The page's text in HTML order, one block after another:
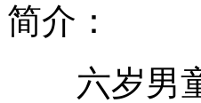
“刀锋战士”闯进400米半
简介：
六岁男童